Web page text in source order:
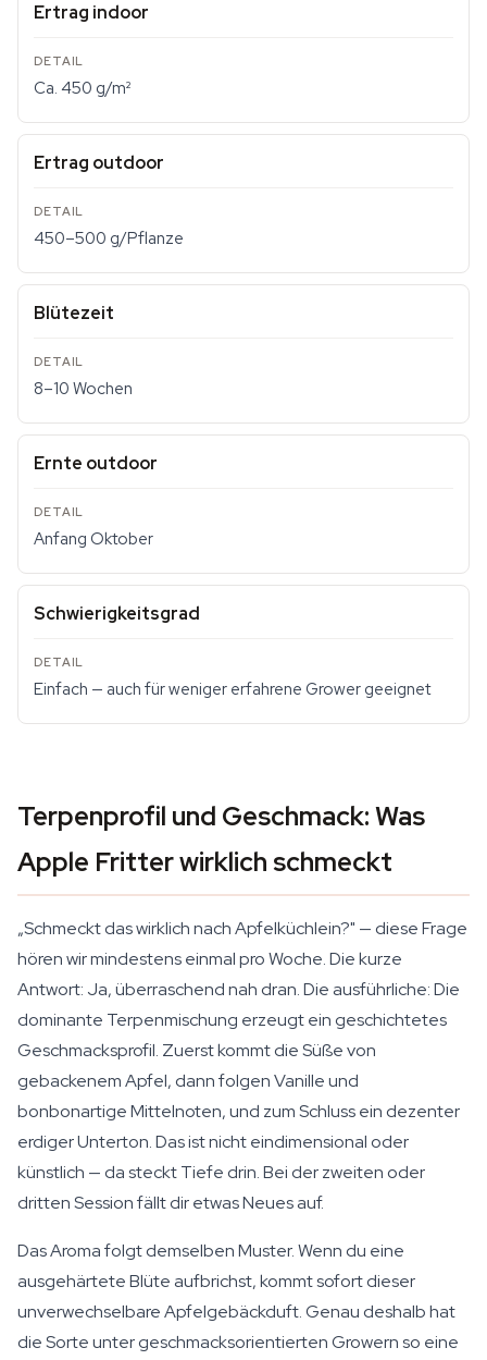
Ertrag indoor
Ca. 450 g/m²
Ertrag outdoor
450–500 g/Pflanze
Blütezeit
8–10 Wochen
Ernte outdoor
Anfang Oktober
Schwierigkeitsgrad
Einfach — auch für weniger erfahrene Grower geeignet
Terpenprofil und Geschmack: Was
Apple Fritter wirklich schmeckt
„Schmeckt das wirklich nach Apfelküchlein?" — diese Frage
hören wir mindestens einmal pro Woche. Die kurze
Antwort: Ja, überraschend nah dran. Die ausführliche: Die
dominante Terpenmischung erzeugt ein geschichtetes
Geschmacksprofil. Zuerst kommt die Süße von
gebackenem Apfel, dann folgen Vanille und
bonbonartige Mittelnoten, und zum Schluss ein dezenter
erdiger Unterton. Das ist nicht eindimensional oder
künstlich — da steckt Tiefe drin. Bei der zweiten oder
dritten Session fällt dir etwas Neues auf.
Das Aroma folgt demselben Muster. Wenn du eine
ausgehärtete Blüte aufbrichst, kommt sofort dieser
unverwechselbare Apfelgebäckduft. Genau deshalb hat
die Sorte unter geschmacksorientierten Growern so eine